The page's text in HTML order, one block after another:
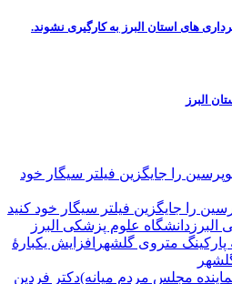
های استان البرز به‌ کارگیری نشوند.
البرز
را جایگزین فیلتر سیگار خود کنید
دانشگاه علوم پزشکی البرز
افزایش یکبارۀ
دكتر فردين